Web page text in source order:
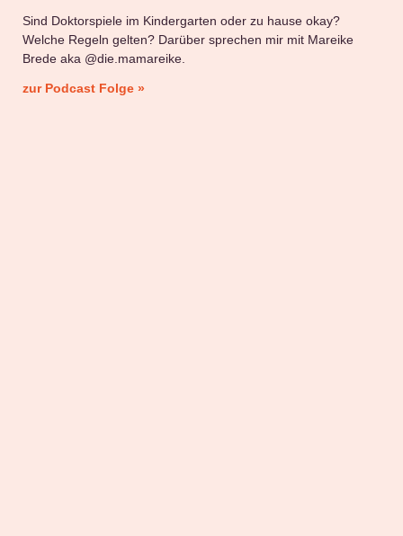
Sind Doktorspiele im Kindergarten oder zu hause okay?
Welche Regeln gelten? Darüber sprechen mir mit Mareike
Brede aka @die.mamareike.
zur Podcast Folge »